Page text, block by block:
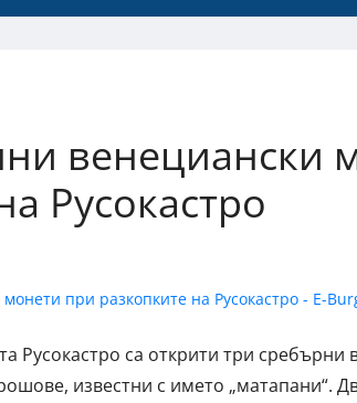
венециански
Русокастро
Русокастро са открити три
известни с името „матапани“.